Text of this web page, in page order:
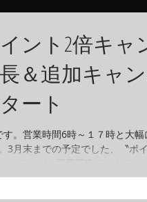
ント2倍キャ
＆追加キャ
ート
す。営業時間6時～１７時と大幅
3月末までの予定でした、〝ポ
ン〟ですが、平日限定ではありま
ます。お得なこの機会に是非ご